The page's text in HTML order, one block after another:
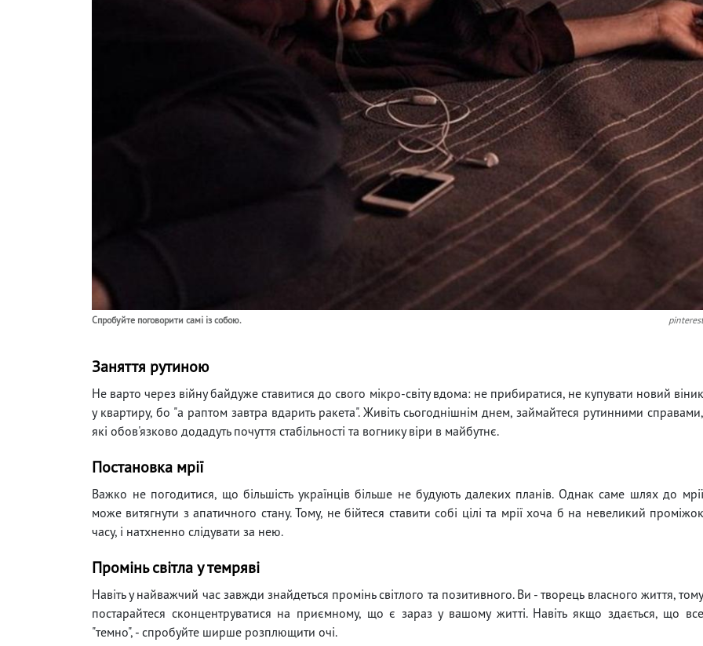
Спробуйте поговорити самі із собою. pinterest
Заняття рутиною
Не варто через війну байдуже ставитися до свого мікро-світу вдома: не прибиратися, не купувати новий віник
у квартиру, бо "а раптом завтра вдарить ракета". Живіть сьогоднішнім днем, займайтеся рутинними справами,
які обов'язково додадуть почуття стабільності та вогнику віри в майбутнє.
Постановка мрії
Важко не погодитися, що більшість українців більше не будують далеких планів. Однак саме шлях до мрії
може витягнути з апатичного стану. Тому, не бійтеся ставити собі цілі та мрії хоча б на невеликий проміжок
часу, і натхненно слідувати за нею.
Промінь світла у темряві
Навіть у найважчий час завжди знайдеться промінь світлого та позитивного. Ви - творець власного життя, тому
постарайтеся сконцентруватися на приємному, що є зараз у вашому житті. Навіть якщо здається, що все
"темно", - спробуйте ширше розплющити очі.